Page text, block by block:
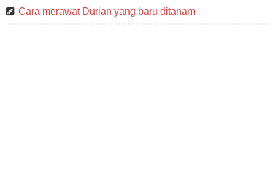
Cara merawat Durian yang baru ditanam